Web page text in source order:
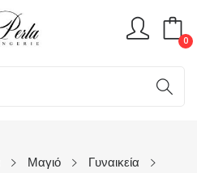
0
Μαγιό
Γυναικεία